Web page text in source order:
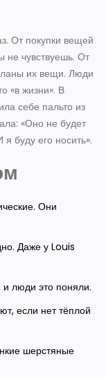
От покупки вещей
не чувствуешь. От
их вещи. Люди
«в жизни». В
себе пальто из
«Оно не будет
буду его носить».
Они
Даже у Louis
люди это поняли.
если нет тёплой
шерстяные